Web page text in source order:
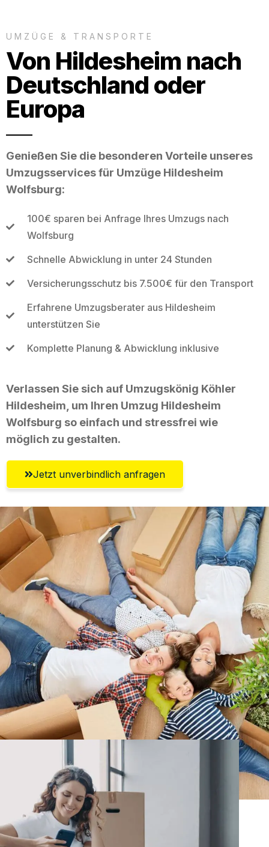
UMZÜGE & TRANSPORTE
Von Hildesheim nach
Deutschland oder
Europa
Genießen Sie die besonderen Vorteile unseres
Umzugsservices für Umzüge Hildesheim
Wolfsburg:
100€ sparen bei Anfrage Ihres Umzugs nach
Wolfsburg
Schnelle Abwicklung in unter 24 Stunden
Versicherungsschutz bis 7.500€ für den Transport
Erfahrene Umzugsberater aus Hildesheim
unterstützen Sie
Komplette Planung & Abwicklung inklusive
Verlassen Sie sich auf Umzugskönig Köhler
Hildesheim, um Ihren Umzug Hildesheim
Wolfsburg so einfach und stressfrei wie
möglich zu gestalten.
Jetzt unverbindlich anfragen